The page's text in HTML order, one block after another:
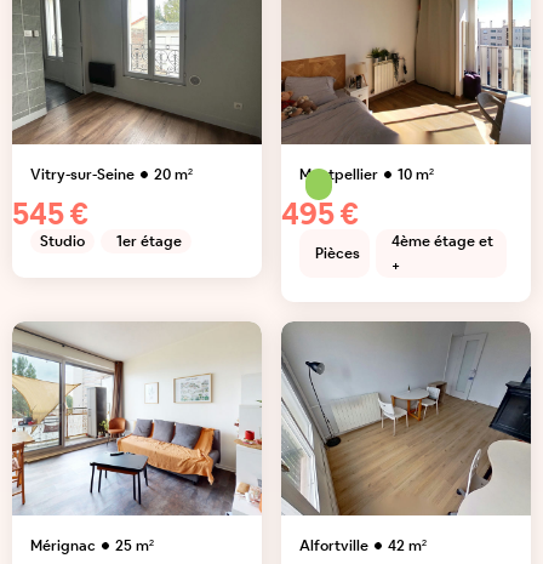
Vitry-sur-Seine 20m²
545 €
Studio 1er étage
Montpellier 10m²
495 €
Pièces
4ème étage et
+
Mérignac 25m² Alfortville 42m²